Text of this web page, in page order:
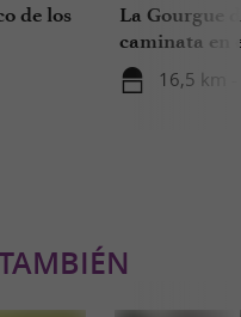
de los
La Gourgue
caminata en
tropical de
16,5 km